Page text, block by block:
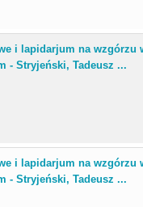
i lapidarjum na wzgórzu
- Stryjeński, Tadeusz ...
i lapidarjum na wzgórzu
- Stryjeński, Tadeusz ...